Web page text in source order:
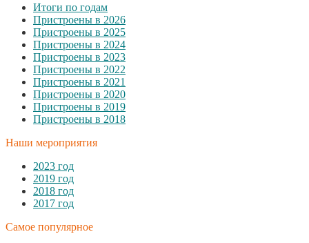
Итоги по годам
Пристроены в 2026
Пристроены в 2025
Пристроены в 2024
Пристроены в 2023
Пристроены в 2022
Пристроены в 2021
Пристроены в 2020
Пристроены в 2019
Пристроены в 2018
Наши мероприятия
2023 год
2019 год
2018 год
2017 год
Самое популярное